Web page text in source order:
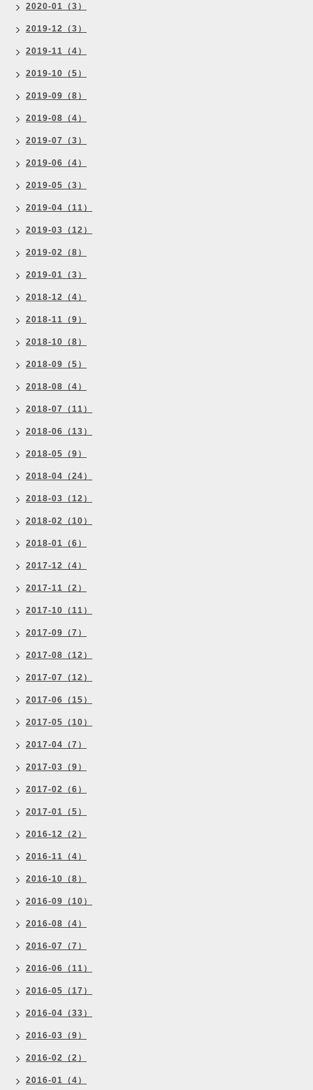
2020-01（3）
2019-12（3）
2019-11（4）
2019-10（5）
2019-09（8）
2019-08（4）
2019-07（3）
2019-06（4）
2019-05（3）
2019-04（11）
2019-03（12）
2019-02（8）
2019-01（3）
2018-12（4）
2018-11（9）
2018-10（8）
2018-09（5）
2018-08（4）
2018-07（11）
2018-06（13）
2018-05（9）
2018-04（24）
2018-03（12）
2018-02（10）
2018-01（6）
2017-12（4）
2017-11（2）
2017-10（11）
2017-09（7）
2017-08（12）
2017-07（12）
2017-06（15）
2017-05（10）
2017-04（7）
2017-03（9）
2017-02（6）
2017-01（5）
2016-12（2）
2016-11（4）
2016-10（8）
2016-09（10）
2016-08（4）
2016-07（7）
2016-06（11）
2016-05（17）
2016-04（33）
2016-03（9）
2016-02（2）
2016-01（4）